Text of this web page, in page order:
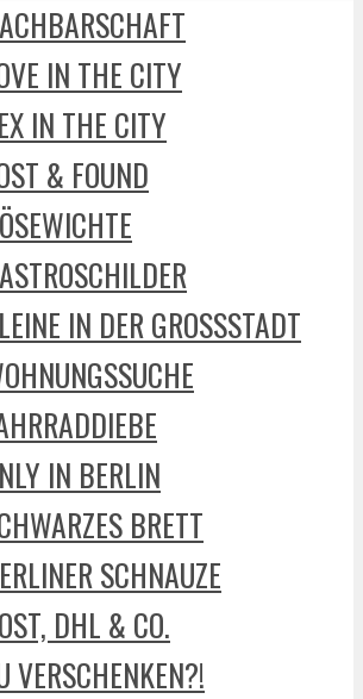
IN THE CITY
IN THE CITY
& FOUND
IN DER GROSSSTADT
IN BERLIN
BRETT
SCHNAUZE
DHL & CO.
VERSCHENKEN?!